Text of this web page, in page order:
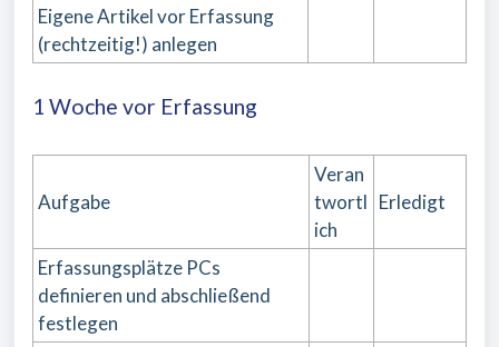
Eigene Artikel vor Erfassung
(rechtzeitig!) anlegen
1 Woche vor Erfassung
Aufgabe
Veran
twortl
ich
Erledigt
Erfassungsplätze PCs
definieren und abschließend
festlegen